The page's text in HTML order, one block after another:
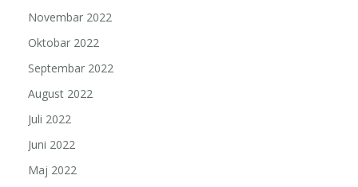
Novembar 2022
Oktobar 2022
Septembar 2022
August 2022
Juli 2022
Juni 2022
Maj 2022